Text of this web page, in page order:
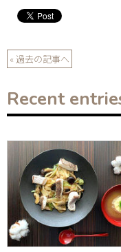
« 過去の記事へ
Recent